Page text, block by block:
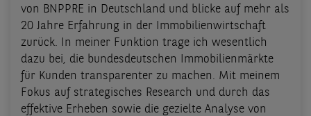
von BNPPRE in Deutschland und blicke auf mehr als
20 Jahre Erfahrung in der Immobilienwirtschaft
zurück. In meiner Funktion trage ich wesentlich
dazu bei, die bundesdeutschen Immobilienmärkte
für Kunden transparenter zu machen. Mit meinem
Fokus auf strategisches Research und durch das
effektive Erheben sowie die gezielte Analyse von